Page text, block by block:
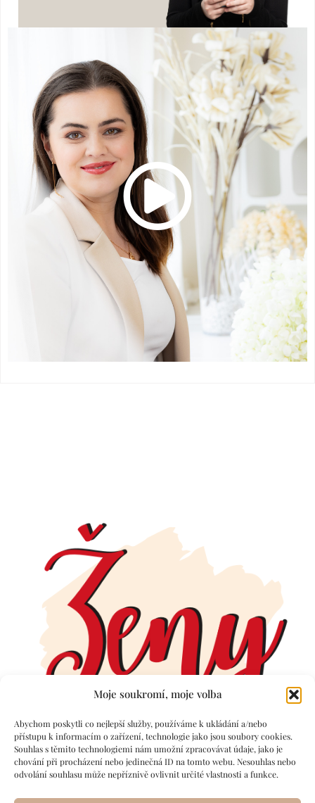
Moje soukromí, moje volba
Abychom poskytli co nejlepší služby, používáme k ukládání a/nebo
přístupu k informacím o zařízení, technologie jako jsou soubory cookies.
Souhlas s těmito technologiemi nám umožní zpracovávat údaje, jako je
chování při procházení nebo jedinečná ID na tomto webu. Nesouhlas nebo
odvolání souhlasu může nepříznivě ovlivnit určité vlastnosti a funkce.